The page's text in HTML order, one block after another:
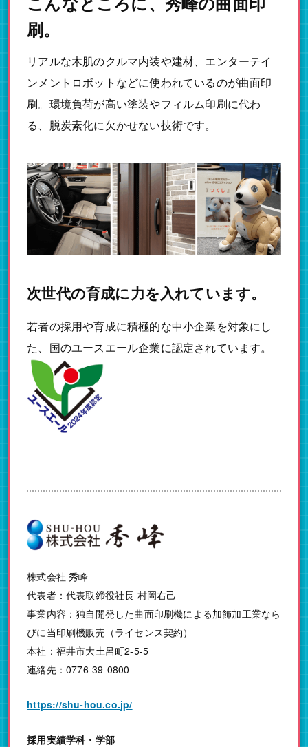
刷。
リアルな木肌のクルマ内装や建材、エンターテイ
ンメントロボットなどに使われているのが曲面印
刷。環境負荷が高い塗装やフィルム印刷に代わ
る、脱炭素化に欠かせない技術です。
次世代の育成に力を入れています。
若者の採用や育成に積極的な中小企業を対象にし
た、国のユースエール企業に認定されています。
株式会社 秀峰
代表者：代表取締役社長 村岡右己
事業内容：独自開発した曲面印刷機による加飾加工業なら
びに当印刷機販売（ライセンス契約）
本社：福井市大土呂町2-5-5
連絡先：0776-39-0800
https://shu-hou.co.jp/
採用実績学科・学部